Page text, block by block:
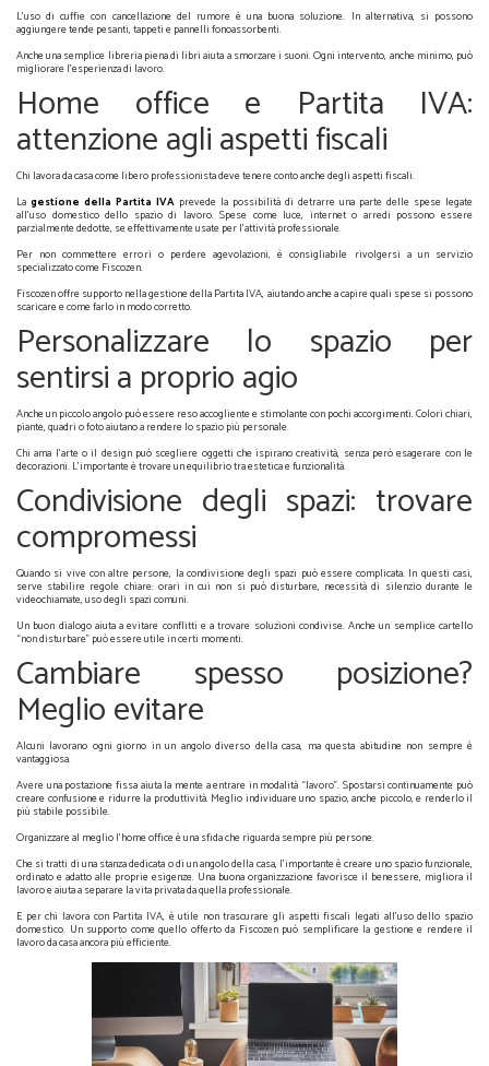
L’uso di cuffie con cancellazione del rumore è una buona soluzione. In alternativa, si possono
aggiungere tende pesanti, tappeti e pannelli fonoassorbenti.
Anche una semplice libreria piena di libri aiuta a smorzare i suoni. Ogni intervento, anche minimo, può
migliorare l’esperienza di lavoro.
Home office e Partita IVA:
attenzione agli aspetti fiscali
Chi lavora da casa come libero professionista deve tenere conto anche degli aspetti fiscali.
La gestione della Partita IVA prevede la possibilità di detrarre una parte delle spese legate
all'uso domestico dello spazio di lavoro. Spese come luce, internet o arredi possono essere
parzialmente dedotte, se effettivamente usate per l’attività professionale.
Per non commettere errori o perdere agevolazioni, è consigliabile rivolgersi a un servizio
specializzato come Fiscozen.
Fiscozen offre supporto nella gestione della Partita IVA, aiutando anche a capire quali spese si possono
scaricare e come farlo in modo corretto.
Personalizzare lo spazio per
sentirsi a proprio agio
Anche un piccolo angolo può essere reso accogliente e stimolante con pochi accorgimenti. Colori chiari,
piante, quadri o foto aiutano a rendere lo spazio più personale.
Chi ama l’arte o il design può scegliere oggetti che ispirano creatività, senza però esagerare con le
decorazioni. L’importante è trovare un equilibrio tra estetica e funzionalità.
Condivisione degli spazi: trovare
compromessi
Quando si vive con altre persone, la condivisione degli spazi può essere complicata. In questi casi,
serve stabilire regole chiare: orari in cui non si può disturbare, necessità di silenzio durante le
videochiamate, uso degli spazi comuni.
Un buon dialogo aiuta a evitare conflitti e a trovare soluzioni condivise. Anche un semplice cartello
“non disturbare” può essere utile in certi momenti.
Cambiare spesso posizione?
Meglio evitare
Alcuni lavorano ogni giorno in un angolo diverso della casa, ma questa abitudine non sempre è
vantaggiosa.
Avere una postazione fissa aiuta la mente a entrare in modalità “lavoro”. Spostarsi continuamente può
creare confusione e ridurre la produttività. Meglio individuare uno spazio, anche piccolo, e renderlo il
più stabile possibile.
Organizzare al meglio l’home office è una sfida che riguarda sempre più persone.
Che si tratti di una stanza dedicata o di un angolo della casa, l'importante è creare uno spazio funzionale,
ordinato e adatto alle proprie esigenze. Una buona organizzazione favorisce il benessere, migliora il
lavoro e aiuta a separare la vita privata da quella professionale.
E per chi lavora con Partita IVA, è utile non trascurare gli aspetti fiscali legati all’uso dello spazio
domestico. Un supporto come quello offerto da Fiscozen può semplificare la gestione e rendere il
lavoro da casa ancora più efficiente.